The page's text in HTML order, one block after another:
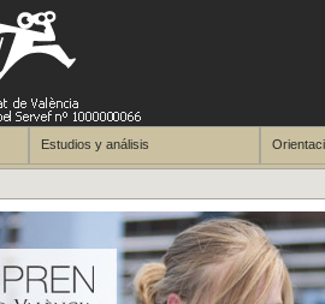
Estudios y análisis